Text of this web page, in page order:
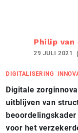
Philip van
29 JULI 2021
DIGITALISERING
Digitale
uitblijven van
voor het